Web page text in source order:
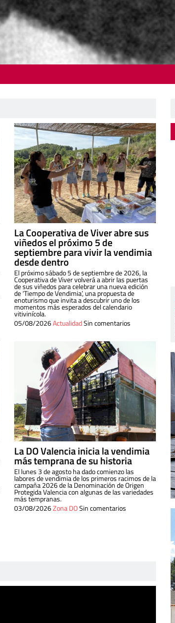
La Cooperativa de Viver abre sus
viñedos el próximo 5 de
septiembre para vivir la vendimia
desde dentro
El próximo sábado 5 de septiembre de 2026, la
Cooperativa de Viver volverá a abrir las puertas
de sus viñedos para celebrar una nueva edición
de ‘Tiempo de Vendimia’, una propuesta de
enoturismo que invita a descubrir uno de los
momentos más esperados del calendario
vitivinícola.
05/08/2026ActualidadSin comentarios
La DO Valencia inicia la vendimia
más temprana de su historia
El lunes 3 de agosto ha dado comienzo las
labores de vendimia de los primeros racimos de la
campaña 2026 de la Denominación de Origen
Protegida Valencia con algunas de las variedades
más tempranas.
03/08/2026Zona DOSin comentarios